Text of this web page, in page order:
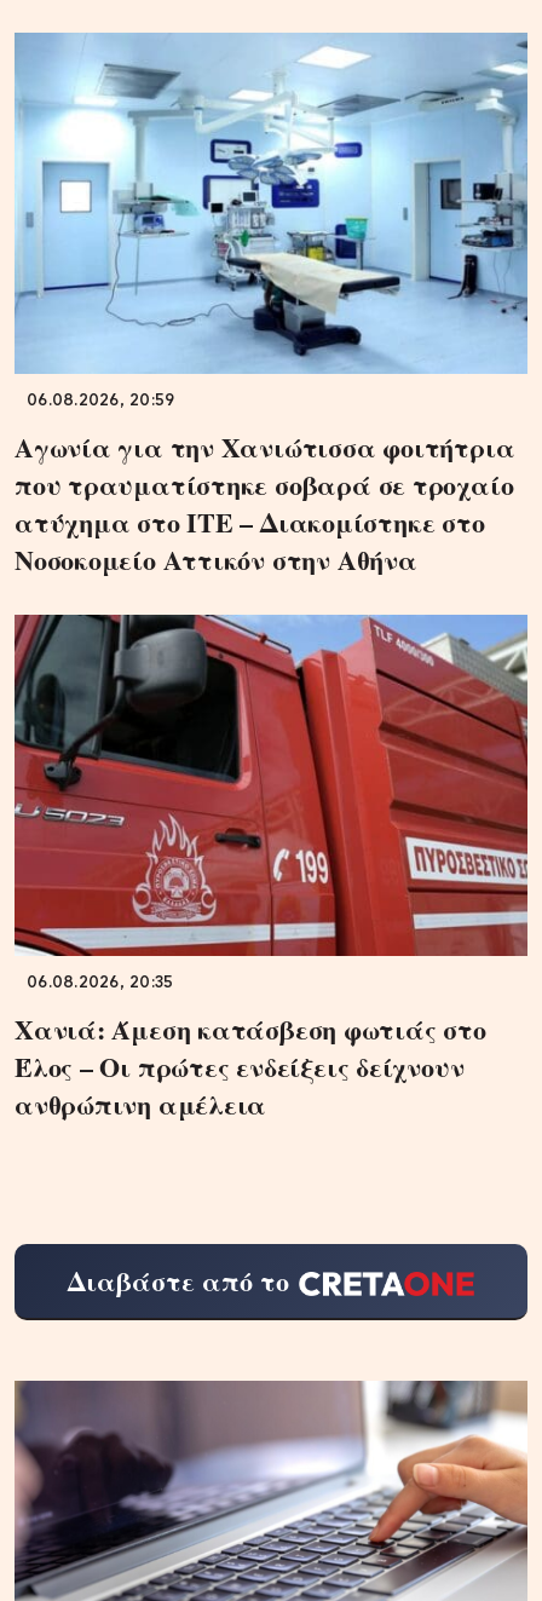
06.08.2026, 20:59
Αγωνία για την Χανιώτισσα φοιτήτρια
που τραυματίστηκε σοβαρά σε τροχαίο
ατύχημα στο ΙΤΕ – Διακομίστηκε στο
Νοσοκομείο Αττικόν στην Αθήνα
06.08.2026, 20:35
Χανιά: Άμεση κατάσβεση φωτιάς στο
Έλος – Οι πρώτες ενδείξεις δείχνουν
ανθρώπινη αμέλεια
Διαβάστε από το